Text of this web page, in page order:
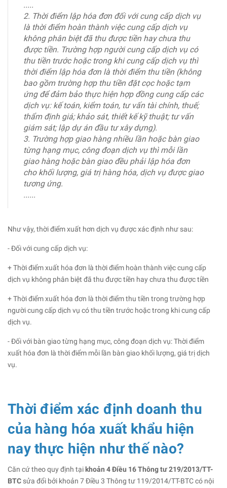
.....
2. Thời điểm lập hóa đơn đối với cung cấp dịch vụ
là thời điểm hoàn thành việc cung cấp dịch vụ
không phân biệt đã thu được tiền hay chưa thu
được tiền. Trường hợp người cung cấp dịch vụ có
thu tiền trước hoặc trong khi cung cấp dịch vụ thì
thời điểm lập hóa đơn là thời điểm thu tiền (không
bao gồm trường hợp thu tiền đặt cọc hoặc tạm
ứng để đảm bảo thực hiện hợp đồng cung cấp các
dịch vụ: kế toán, kiểm toán, tư vấn tài chính, thuế;
thẩm định giá; khảo sát, thiết kế kỹ thuật; tư vấn
giám sát; lập dự án đầu tư xây dựng).
3. Trường hợp giao hàng nhiều lần hoặc bàn giao
từng hạng mục, công đoạn dịch vụ thì mỗi lần
giao hàng hoặc bàn giao đều phải lập hóa đơn
cho khối lượng, giá trị hàng hóa, dịch vụ được giao
tương ứng.
......
Như vậy, thời điểm xuất hơn dịch vụ được xác định như sau:
- Đối với cung cấp dịch vụ:
+ Thời điểm xuất hóa đơn là thời điểm hoàn thành việc cung cấp
dịch vụ không phân biệt đã thu được tiền hay chưa thu được tiền
+ Thời điểm xuất hóa đơn là thời điểm thu tiền trong trường hợp
người cung cấp dịch vụ có thu tiền trước hoặc trong khi cung cấp
dịch vụ.
- Đối với bàn giao từng hạng mục, công đoạn dịch vụ: Thời điểm
xuất hóa đơn là thời điểm mỗi lần bàn giao khối lượng, giá trị dịch
vụ.
Thời điểm xác định doanh thu
của hàng hóa xuất khẩu hiện
nay thực hiện như thế nào?
Căn cứ theo quy định tại khoản 4 Điều 16 Thông tư 219/2013/TT-
BTCsửa đổi bởi khoản 7 Điều 3 Thông tư 119/2014/TT-BTC có nội